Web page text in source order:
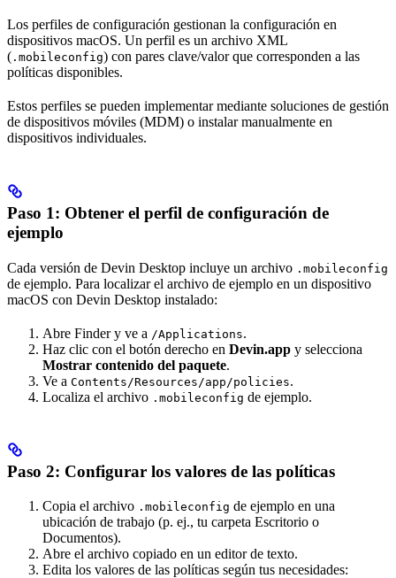
Los perfiles de configuración gestionan la configuración en
dispositivos macOS. Un perfil es un archivo XML
( .mobileconfig) con pares clave/valor que corresponden a las
políticas disponibles.
Estos perfiles se pueden implementar mediante soluciones de gestión
de dispositivos móviles (MDM) o instalar manualmente en
dispositivos individuales.
Paso 1: Obtener el perfil de configuración de
ejemplo
Cada versión de Devin Desktop incluye un archivo .mobileconfig
de ejemplo. Para localizar el archivo de ejemplo en un dispositivo
macOS con Devin Desktop instalado:
Abre Finder y ve a /Applications.
Haz clic con el botón derecho en Devin.app y selecciona
Mostrar contenido del paquete.
Ve a Contents/Resources/app/policies.
Localiza el archivo .mobileconfig de ejemplo.
Paso 2: Configurar los valores de las políticas
Copia el archivo .mobileconfig de ejemplo en una
ubicación de trabajo (p. ej., tu carpeta Escritorio o
Documentos).
Abre el archivo copiado en un editor de texto.
Edita los valores de las políticas según tus necesidades: